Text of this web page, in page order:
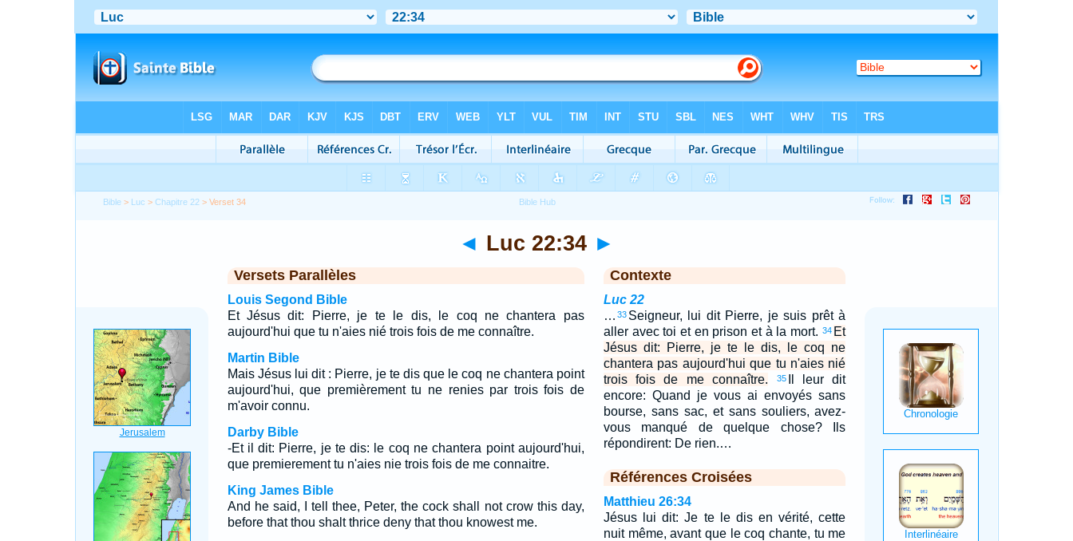
Bible > Luc >Chapitre 22 > Verset 34
◄ Luc 22:34 ►
Versets Parallèles
Louis Segond Bible
Et Jésus dit: Pierre, je te le dis, le coq ne chantera pas
aujourd'hui que tu n'aies nié trois fois de me connaître.
Martin Bible
Mais Jésus lui dit : Pierre, je te dis que le coq ne chantera point
aujourd'hui, que premièrement tu ne renies par trois fois de
m'avoir connu.
Darby Bible
-Et il dit: Pierre, je te dis: le coq ne chantera point aujourd'hui,
que premierement tu n'aies nie trois fois de me connaitre.
King James Bible
And he said, I tell thee, Peter, the cock shall not crow this day,
before that thou shalt thrice deny that thou knowest me.
Contexte
Luc 22
… 33 Seigneur, lui dit Pierre, je suis prêt à
aller avec toi et en prison et à la mort. 34 Et
Jésus dit: Pierre, je te le dis, le coq ne
chantera pas aujourd'hui que tu n'aies nié
trois fois de me connaître.
35
Il leur dit
encore: Quand je vous ai envoyés sans
bourse, sans sac, et sans souliers, avez-
vous manqué de quelque chose? Ils
répondirent: De rien.…
Références Croisées
Matthieu 26:34
Jésus lui dit: Je te le dis en vérité, cette
nuit même, avant que le coq chante, tu me